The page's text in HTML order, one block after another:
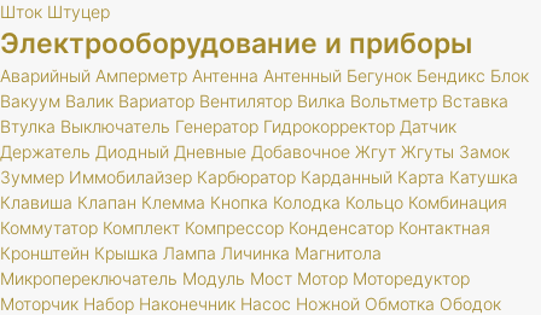
Шток Штуцер
Электрооборудование и приборы
Аварийный Амперметр Антенна Антенный Бегунок Бендикс Блок
Вакуум Валик Вариатор Вентилятор Вилка Вольтметр Вставка
Втулка Выключатель Генератор Гидрокорректор Датчик
Держатель Диодный Дневные Добавочное Жгут Жгуты Замок
Зуммер Иммобилайзер Карбюратор Карданный Карта Катушка
Клавиша Клапан Клемма Кнопка Колодка Кольцо Комбинация
Коммутатор Комплект Компрессор Конденсатор Контактная
Кронштейн Крышка Лампа Личинка Магнитола
Микропереключатель Модуль Мост Мотор Моторедуктор
Моторчик Набор Наконечник Насос Ножной Обмотка Ободок